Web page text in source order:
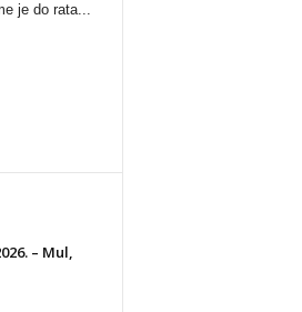
je do rata...
– Mul,